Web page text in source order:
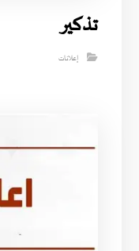
تذكير
إعلانات